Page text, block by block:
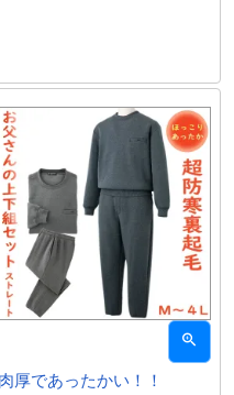
肉厚であったかい！！